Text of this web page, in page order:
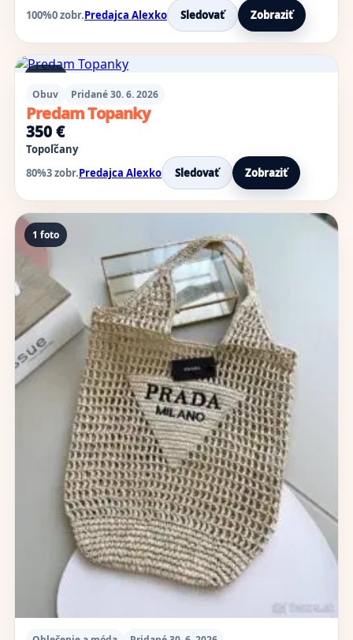
100%0 zobr.Predajca Alexko Sledovať Zobraziť
2 foto
Obuv
Pridané 30. 6. 2026
Predam Topanky
350 €
Topoľčany
80%3 zobr.Predajca Alexko Sledovať Zobraziť
1 foto